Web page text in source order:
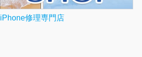
iPhone修理専門店